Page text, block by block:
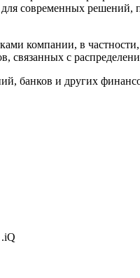
современных решений,
компании, в
связанных с
банков и других